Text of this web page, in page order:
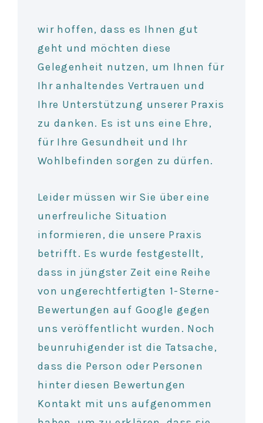
wir hoffen, dass es Ihnen gut
geht und möchten diese
Gelegenheit nutzen, um Ihnen für
Ihr anhaltendes Vertrauen und
Ihre Unterstützung unserer Praxis
zu danken. Es ist uns eine Ehre,
für Ihre Gesundheit und Ihr
Wohlbefinden sorgen zu dürfen.
Leider müssen wir Sie über eine
unerfreuliche Situation
informieren, die unsere Praxis
betrifft. Es wurde festgestellt,
dass in jüngster Zeit eine Reihe
von ungerechtfertigten 1-Sterne-
Bewertungen auf Google gegen
uns veröffentlicht wurden. Noch
beunruhigender ist die Tatsache,
dass die Person oder Personen
hinter diesen Bewertungen
Kontakt mit uns aufgenommen